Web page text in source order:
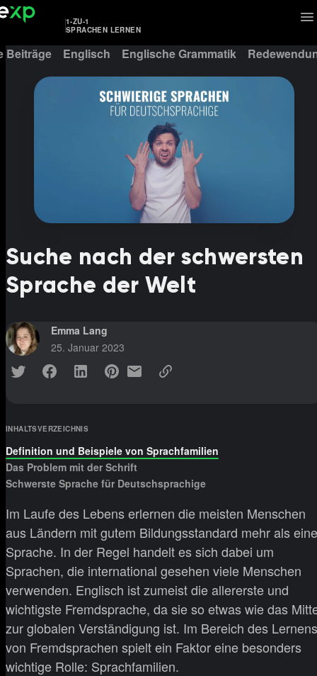
1-ZU-1
SPRACHEN LERNEN
Beiträge Englisch Englische Grammatik
Suche nach der schwersten
Sprache der Welt
Emma Lang
25. Januar 2023
INHALTSVERZEICHNIS
Definition und Beispiele von Sprachfamilien
Das Problem mit der Schrift
Schwerste Sprache für Deutschsprachige
Im Laufe des Lebens erlernen die meisten Menschen
aus Ländern mit gutem Bildungsstandard mehr als eine
Sprache. In der Regel handelt es sich dabei um
Sprachen, die international gesehen viele Menschen
verwenden. Englisch ist zumeist die allererste und
wichtigste Fremdsprache, da sie so etwas wie das
zur globalen Verständigung ist. Im Bereich des Lernens
von Fremdsprachen spielt ein Faktor eine besonders
wichtige Rolle: Sprachfamilien.